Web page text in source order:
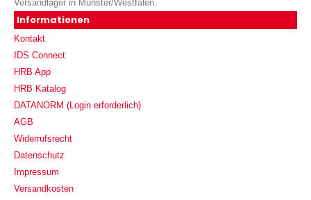
Versandlager in Münster/Westfalen.
Informationen
Kontakt
IDS Connect
HRB App
HRB Katalog
DATANORM (Login erforderlich)
AGB
Widerrufsrecht
Datenschutz
Impressum
Versandkosten